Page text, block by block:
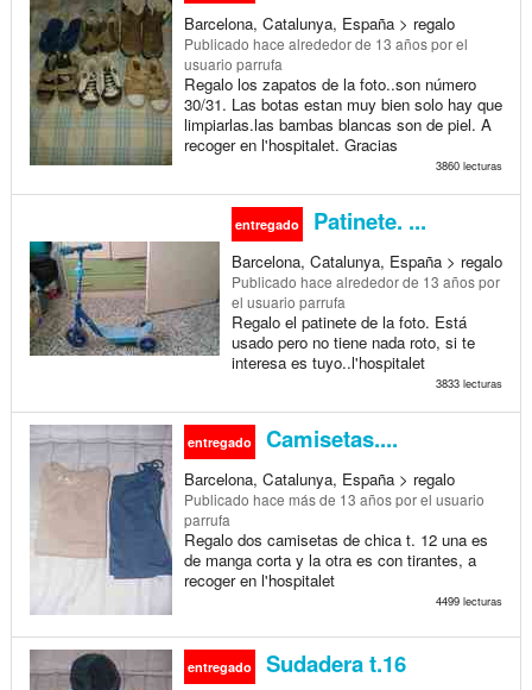
Barcelona, Catalunya, España > regalo
Publicado hace alrededor de 13 añospor el
usuario parrufa
Regalo los zapatos de la foto..son número
30/31. Las botas estan muy bien solo hay que
limpiarlas.las bambas blancas son de piel. A
recoger en l'hospitalet. Gracias
3860 lecturas
entregado Patinete. ...
Barcelona, Catalunya, España > regalo
Publicado hace alrededor de 13 añospor
el usuario parrufa
Regalo el patinete de la foto. Está
usado pero no tiene nada roto, si te
interesa es tuyo..l'hospitalet
3833 lecturas
entregado Camisetas....
Barcelona, Catalunya, España > regalo
Publicado hace más de 13 añospor el usuario
parrufa
Regalo dos camisetas de chica t. 12 una es
de manga corta y la otra es con tirantes, a
recoger en l'hospitalet
4499 lecturas
entregado Sudadera t.16